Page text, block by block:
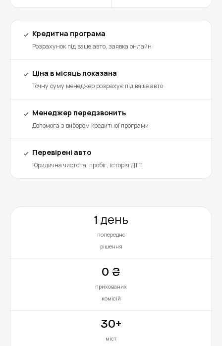
Кредитна програма
Розрахунок під ваше авто, заявка онлайн
Ціна в місяць показана
Точну суму менеджер розрахує під ваше авто
Менеджер передзвонить
Допомога з вибором кредитної програми
Перевірені авто
Юридична чистота, пробіг, історія ДТП
1 день
попереднє
рішення
0 ₴
прихованих
комісій
30+
міст